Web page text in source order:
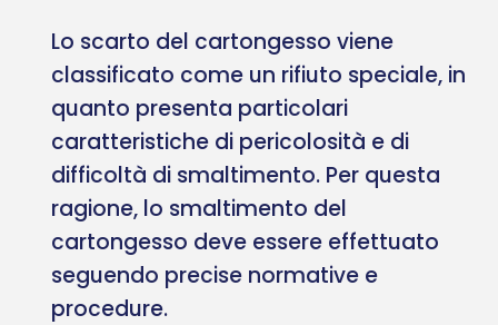
Lo scarto del cartongesso viene
classificato come un rifiuto speciale, in
quanto presenta particolari
caratteristiche di pericolosità e di
difficoltà di smaltimento. Per questa
ragione, lo smaltimento del
cartongesso deve essere effettuato
seguendo precise normative e
procedure.